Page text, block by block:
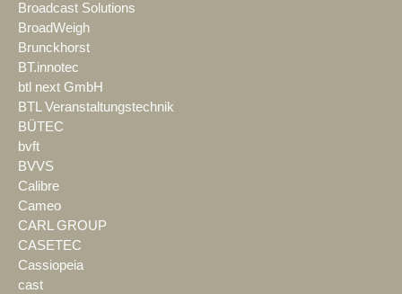
Broadcast Solutions
BroadWeigh
Brunckhorst
BT.innotec
btl next GmbH
BTL Veranstaltungstechnik
BÜTEC
bvft
BVVS
Calibre
Cameo
CARL GROUP
CASETEC
Cassiopeia
cast